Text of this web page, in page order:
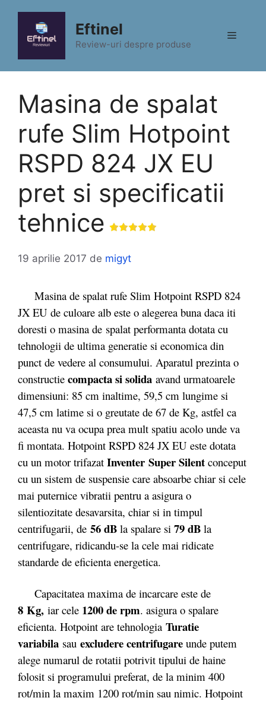
conținut
Eftinel
Review-uri despre produse
Meniu
Masina de spalat
rufe Slim Hotpoint
RSPD 824 JX EU
pret si specificatii
tehnice
19 aprilie 2017 de migyt
Masina de spalat rufe Slim Hotpoint RSPD 824
JX EU de culoare alb este o alegerea buna daca iti
doresti o masina de spalat performanta dotata cu
tehnologii de ultima generatie si economica din
punct de vedere al consumului. Aparatul prezinta o
constructie compacta si solida avand urmatoarele
dimensiuni: 85 cm inaltime, 59,5 cm lungime si
47,5 cm latime si o greutate de 67 de Kg, astfel ca
aceasta nu va ocupa prea mult spatiu acolo unde va
fi montata. Hotpoint RSPD 824 JX EU este dotata
cu un motor trifazat Inventer Super Silent conceput
cu un sistem de suspensie care absoarbe chiar si cele
mai puternice vibratii pentru a asigura o
silentiozitate desavarsita, chiar si in timpul
centrifugarii, de 56 dB la spalare si 79 dB la
centrifugare, ridicandu-se la cele mai ridicate
standarde de eficienta energetica.
Capacitatea maxima de incarcare este de
8 Kg, iar cele 1200de rpm. asigura o spalare
eficienta. Hotpoint are tehnologia Turatie
variabila sau excludere centrifugare unde putem
alege numarul de rotatii potrivit tipului de haine
folosit si programului preferat, de la minim 400
rot/min la maxim 1200 rot/min sau nimic. Hotpoint